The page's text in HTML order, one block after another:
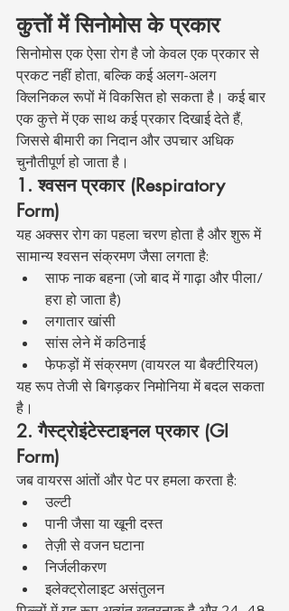
कुत्तों में सिनोमोस के प्रकार
सिनोमोस एक ऐसा रोग है जो केवल एक प्रकार से
प्रकट नहीं होता, बल्कि कई अलग-अलग
क्लिनिकल रूपों में विकसित हो सकता है। कई बार
एक कुत्ते में एक साथ कई प्रकार दिखाई देते हैं,
जिससे बीमारी का निदान और उपचार अधिक
चुनौतीपूर्ण हो जाता है।
1. श्वसन प्रकार (Respiratory
Form)
यह अक्सर रोग का पहला चरण होता है और शुरू में
सामान्य श्वसन संक्रमण जैसा लगता है:
साफ नाक बहना (जो बाद में गाढ़ा और पीला/
हरा हो जाता है)
लगातार खांसी
सांस लेने में कठिनाई
फेफड़ों में संक्रमण (वायरल या बैक्टीरियल)
यह रूप तेजी से बिगड़कर निमोनिया में बदल सकता
है।
2. गैस्ट्रोइंटेस्टाइनल प्रकार (GI
Form)
जब वायरस आंतों और पेट पर हमला करता है:
उल्टी
पानी जैसा या खूनी दस्त
तेज़ी से वजन घटाना
निर्जलीकरण
इलेक्ट्रोलाइट असंतुलन